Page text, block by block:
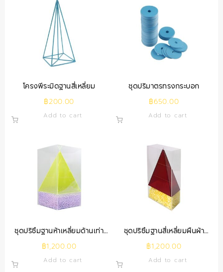
โครงพีระมิดฐานสี่เหลี่ยม
฿200.00
Add to cart
ชุดปริมาตรทรงกระบอก
฿650.00
Add to cart
ชุดปริซึมฐานห้าเหลี่ยมด้านเท่า
ภายในพีระมิด
฿1,200.00
Add to cart
ชุดปริซึมฐานสี่เหลี่ยมผืนผ้า
ภายในพีระมิด
฿1,200.00
Add to cart